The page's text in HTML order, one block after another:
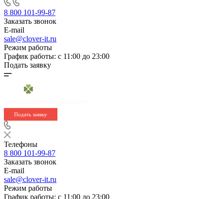
8 800 101-99-87
Заказать звонок
E-mail
sale@clover-it.ru
Режим работы
График работы: с 11:00 до 23:00
Подать заявку
Подать заявку
Телефоны
8 800 101-99-87
Заказать звонок
E-mail
sale@clover-it.ru
Режим работы
График работы: с 11:00 до 23:00